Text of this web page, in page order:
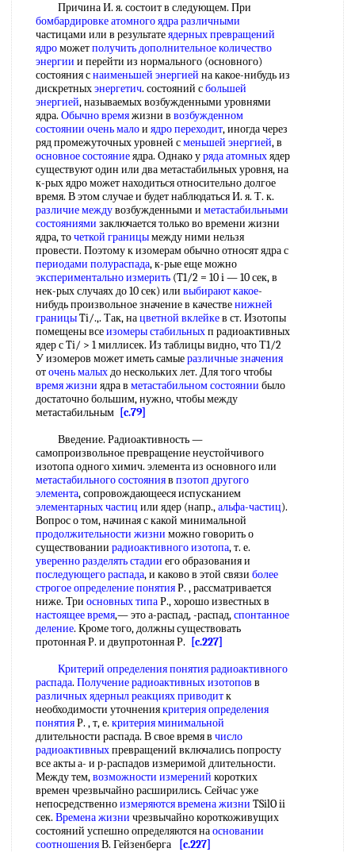
Причина И. я. состоит в следующем. При
бомбардировке атомногоядра различными
частицами или в результатеядерных превращений
ядроможетполучить дополнительноеколичество
энергии и перейти из нормального (основного)
состояния снаименьшей энергией на какое-нибудь из
дискретныхэнергетич. состояний сбольшей
энергией, называемых возбужденными уровнями
ядра. Обычно времяжизни в возбужденном
состоянии очень малои ядро переходит, иногда через
ряд промежуточных уровней сменьшей энергией, в
основное состояниеядра. Однако уряда атомныхядер
существуют один или два метастабильных уровня, на
к-рых ядро может находиться относительно долгое
время. В этом случае и будет наблюдаться И. я. Т. к.
различие междувозбужденными и метастабильными
состояниями заключается только во времени жизни
ядра, точеткой границымежду ними нельзя
провести. Поэтому к изомерам обычно относят ядра с
периодами полураспада, к-рые еще можно
экспериментально измерить (T1/2 = 10 i — 10 сек, в
нек-рых случаях до 10 сек) или выбирают какое-
нибудь произвольное значение в качественижней
границыTi/.,. Так, нацветной вклейкев ст. Изотопы
помещены всеизомеры стабильныхп радиоактивных
ядер с Ti/ > 1 миллисек. Из таблицы видно, что Т1/2
У изомеров может иметь самыеразличные значения
оточень малыхдо нескольких лет. Для того чтобы
время жизни ядра в метастабильном состоянии было
достаточно большим, нужно, чтобы между
метастабильным [c.79]
Введение. Радиоактивность —
самопроизвольное превращение неустойчивого
изотопа одного химич. элемента из основного или
метастабильного состоянияв пзотоп другого
элемента, сопровождающееся испусканием
элементарных частиц или ядер (напр.,альфа-частиц).
Вопрос о том, начиная с какой минимальной
продолжительности жизни можно говорить о
существовании радиоактивного изотопа, т. е.
уверенноразделять стадии его образования и
последующего распада, и каково в этой связи более
строгоеопределение понятияР. , рассматривается
ниже. Три основных типаР., хорошо известных в
настоящее время,— это а-распад, -распад,спонтанное
деление. Кроме того, должны существовать
протонная Р. и двупротонная Р.
[c.227]
Критерий определения понятиярадиоактивного
распада. Получение радиоактивных изотопов в
различных ядернылреакциях приводитк
необходимости уточнениякритерия определения
понятияР. , т, е. критерия минимальной
длительности распада. В свое время в число
радиоактивныхпревращений включались попросту
все акты а- и р-распадов измеримой длительности.
Между тем,возможности измерений коротких
времен чрезвычайно расширились. Сейчас уже
непосредственноизмеряются времена жизни TSilO ii
сек. Времена жизни чрезвычайно короткоживущих
состояний успешно определяются наосновании
соотношенияВ. Гейзенберга
[c.227]